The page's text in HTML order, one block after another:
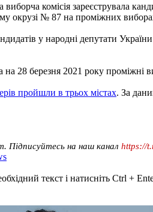
виборча комісія зареєструвала
окрузі № 87 на проміжних
у народні депутати
на 28 березня 2021 року
пройшли в трьох містах. За
Підписуйтесь на наш канал https://
текст і натисніть Ctrl +